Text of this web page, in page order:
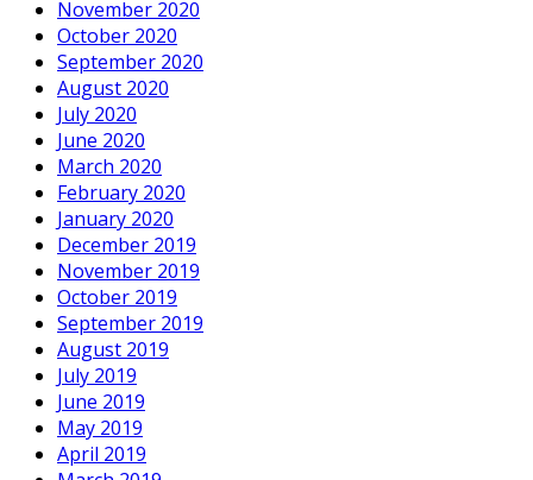
November 2020
October 2020
September 2020
August 2020
July 2020
June 2020
March 2020
February 2020
January 2020
December 2019
November 2019
October 2019
September 2019
August 2019
July 2019
June 2019
May 2019
April 2019